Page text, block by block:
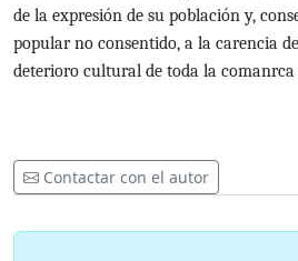
de la expresión de su población y,
popular no consentido, a la carencia
deterioro cultural de toda la
Contactar con el autor